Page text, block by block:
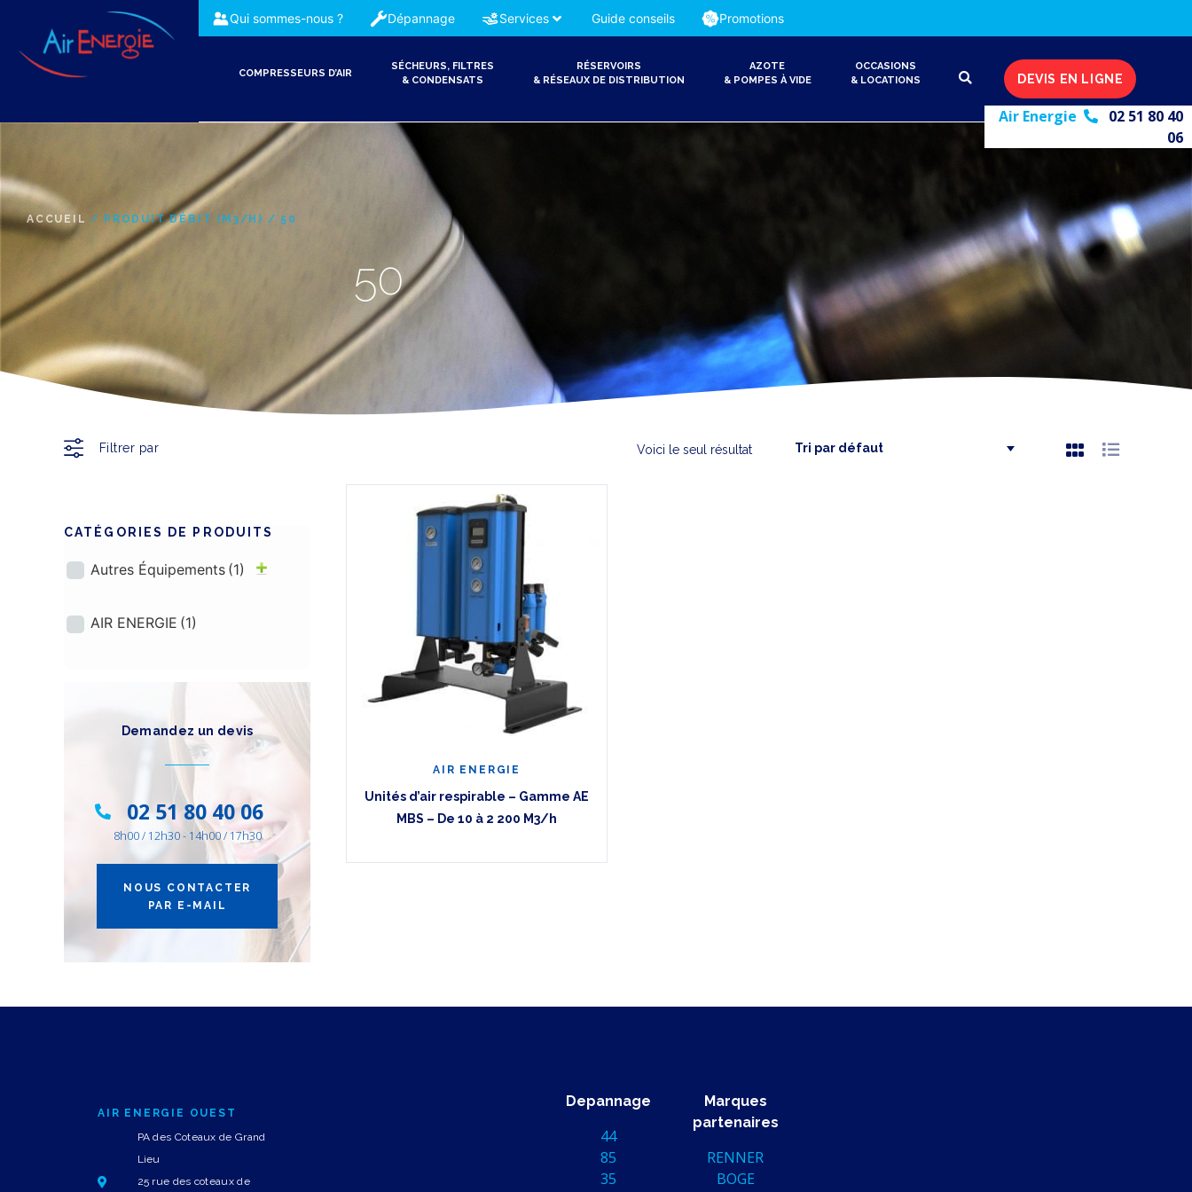
Qui sommes-nous ? Dépannage Services Guide conseils Promotions
COMPRESSEURS D’AIR
SÉCHEURS, FILTRES
& CONDENSATS
RÉSERVOIRS
& RÉSEAUX DE DISTRIBUTION
AZOTE
& POMPES À VIDE
OCCASIONS
& LOCATIONS
DEVIS EN LIGNE
Air Energie
02 51 80 40
06
ACCUEIL / PRODUIT DÉBIT (M3/H) / 50
50
Filtrer par
CATÉGORIES DE PRODUITS
Autres Équipements (1)
AIR ENERGIE (1)
Demandez un devis
02 51 80 40 06
8h00 / 12h30 - 14h00 / 17h30
NOUS CONTACTER
PAR E-MAIL
Voici le seul résultat
AIR ENERGIE
Unités d’air respirable – Gamme AE
MBS – De 10 à 2 200 M3/h
AIR ENERGIE OUEST
PA des Coteaux de Grand
Lieu
25 rue des coteaux de
Depannage
44
85
35
Marques
partenaires
RENNER
BOGE